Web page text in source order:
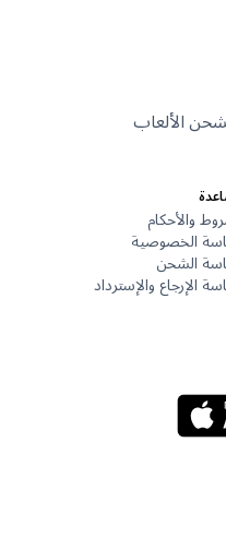
والإسترداد